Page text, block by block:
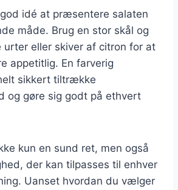
idé at præsentere salaten
måde. Brug en stor skål og
urter eller skiver af citron for at
appetitlig. En farverig
sikkert tiltrække
og gøre sig godt på ethvert
kun en sund ret, men også
der kan tilpasses til enhver
Uanset hvordan du vælger